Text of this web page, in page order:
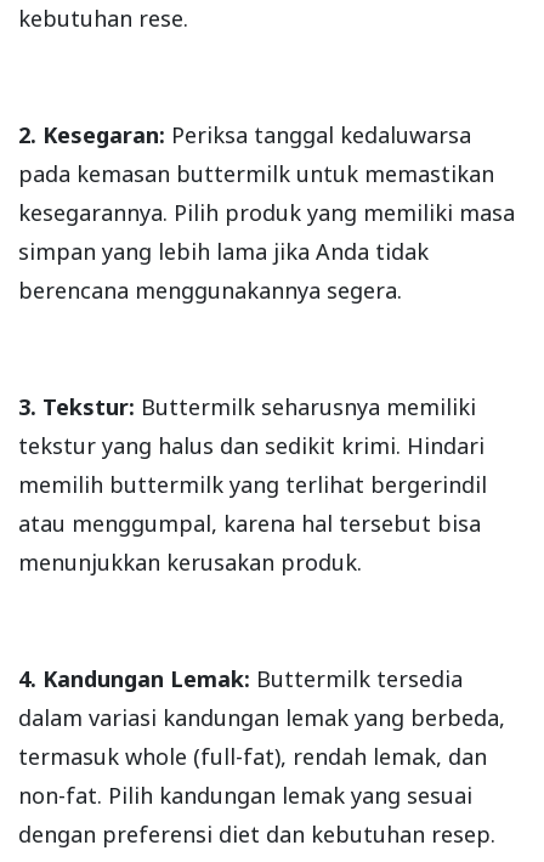
kebutuhan rese.
2. Kesegaran: Periksa tanggal kedaluwarsa
pada kemasan buttermilk untuk memastikan
kesegarannya. Pilih produk yang memiliki masa
simpan yang lebih lama jika Anda tidak
berencana menggunakannya segera.
3. Tekstur: Buttermilk seharusnya memiliki
tekstur yang halus dan sedikit krimi. Hindari
memilih buttermilk yang terlihat bergerindil
atau menggumpal, karena hal tersebut bisa
menunjukkan kerusakan produk.
4. Kandungan Lemak: Buttermilk tersedia
dalam variasi kandungan lemak yang berbeda,
termasuk whole (full-fat), rendah lemak, dan
non-fat. Pilih kandungan lemak yang sesuai
dengan preferensi diet dan kebutuhan resep.